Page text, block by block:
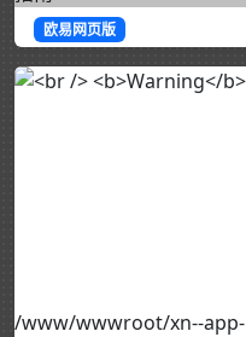
欧易网页版
/www/wwwroot/xn--app-